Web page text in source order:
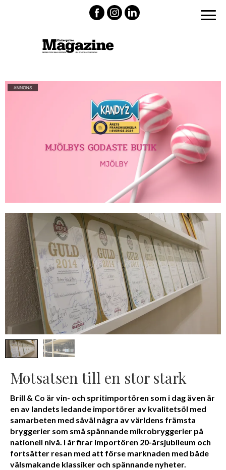
Motsatsen till en stor stark
Brill & Co är vin- och spritimportören som i dag även är
en av landets ledande importörer av kvalitetsöl med
samarbeten med såväl några av världens främsta
bryggerier som små spännande mikrobryggerier på
nationell nivå. I år firar importören 20-årsjubileum och
fortsätter resan med att förse marknaden med både
välsmakande klassiker och spännande nyheter.